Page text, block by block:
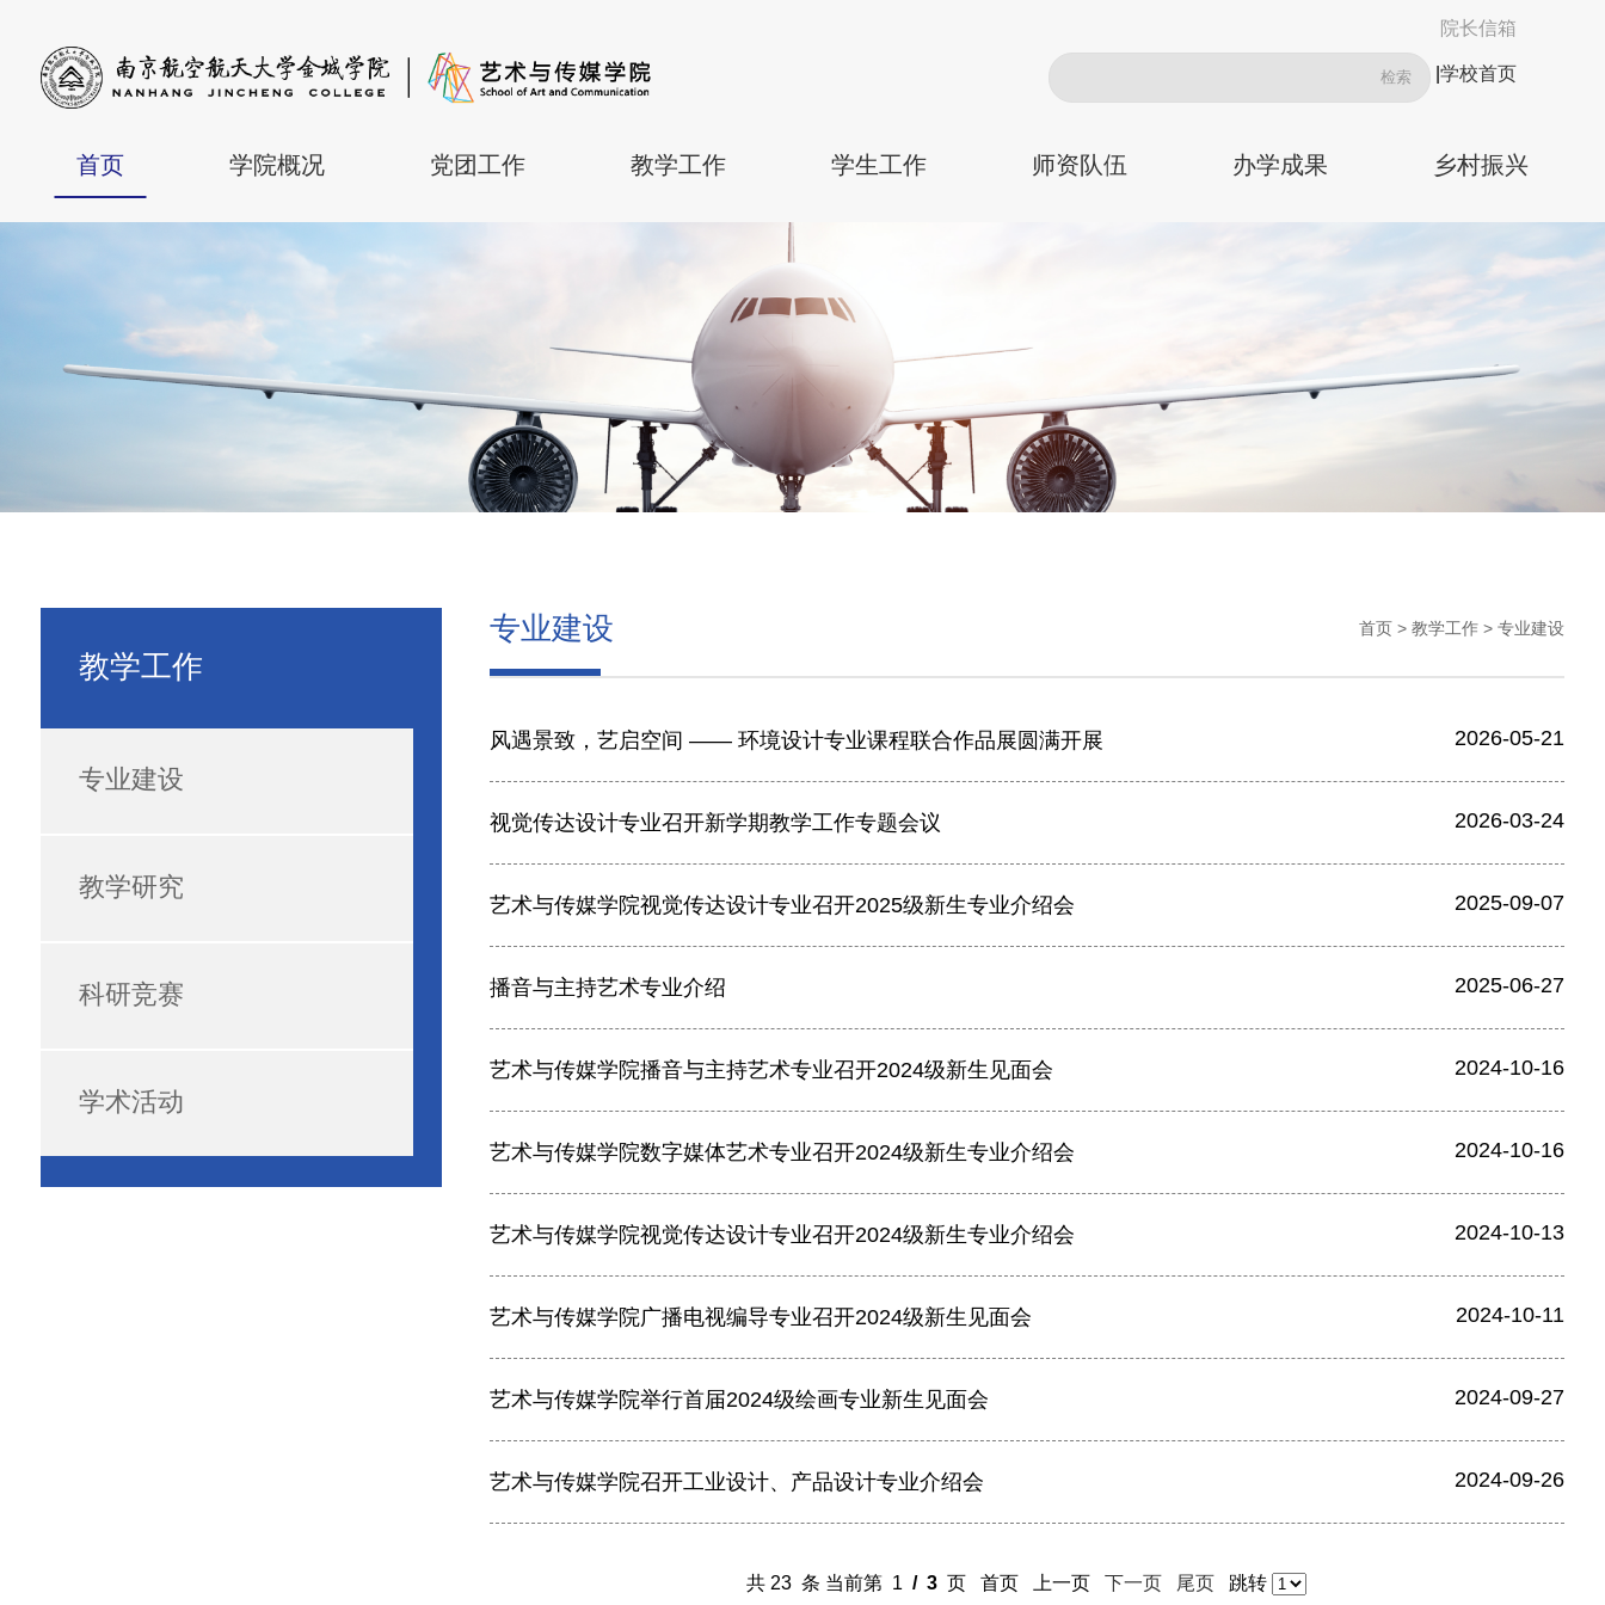
院长信箱
|学校首页
首页 学院概况 党团工作 教学工作 学生工作 师资队伍 办学成果 乡村振兴
教学工作
专业建设
教学研究
科研竞赛
学术活动
专业建设 首页 >教学工作 >专业建设
风遇景致，艺启空间 —— 环境设计专业课程联合作品展圆满开展 2026-05-21
视觉传达设计专业召开新学期教学工作专题会议 2026-03-24
艺术与传媒学院视觉传达设计专业召开2025级新生专业介绍会 2025-09-07
播音与主持艺术专业介绍 2025-06-27
艺术与传媒学院播音与主持艺术专业召开2024级新生见面会 2024-10-16
艺术与传媒学院数字媒体艺术专业召开2024级新生专业介绍会 2024-10-16
艺术与传媒学院视觉传达设计专业召开2024级新生专业介绍会 2024-10-13
艺术与传媒学院广播电视编导专业召开2024级新生见面会 2024-10-11
艺术与传媒学院举行首届2024级绘画专业新生见面会 2024-09-27
艺术与传媒学院召开工业设计、产品设计专业介绍会 2024-09-26
共 23 条 当前第 1 / 3 页 首页 上一页 下一页 尾页 跳转